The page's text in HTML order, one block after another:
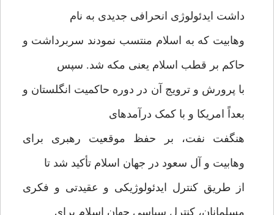
داشت ایدئولوژی انحرافی جدیدی به نام
وهابیت که به اسلام منتسب نمودند سربرداشت و
حاکم بر قطب اسلام یعنی مکه شد. سپس
با پرورش و ترویج آن در دوره حاکمیت انگلستان و
بعداً امریکا و با کمک درآمدهای
هنگفت نفت، بر حفظ موقعیت رهبری برای
وهابیت و آل سعود در جهان اسلام تأکید شد تا
از طریق کنترل ایدئولوژیکی و عقیدتی و فکری
مسلمانان، کنترل سیاسی جهان اسلام برای